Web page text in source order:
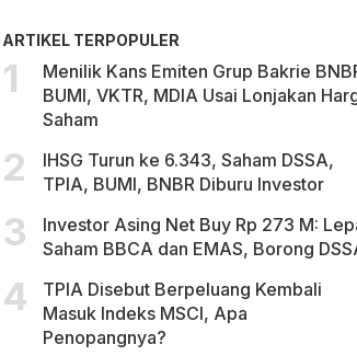
ARTIKEL TERPOPULER
Menilik Kans Emiten Grup Bakrie
BUMI, VKTR, MDIA Usai Lonjakan
Saham
IHSG Turun ke 6.343, Saham DSSA,
TPIA, BUMI, BNBR Diburu Investor
Investor Asing Net Buy Rp 273 M:
Saham BBCA dan EMAS, Borong
TPIA Disebut Berpeluang Kembali
Masuk Indeks MSCI, Apa
Penopangnya?